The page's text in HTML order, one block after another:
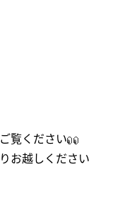
覧ください
お越しください